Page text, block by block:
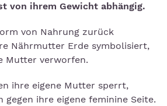
von ihrem Gewicht abhängig.
von Nahrung zurück
Nährmutter Erde symbolisiert,
Mutter verworfen.
ihre eigene Mutter sperrt,
gegen ihre eigene feminine Seite.